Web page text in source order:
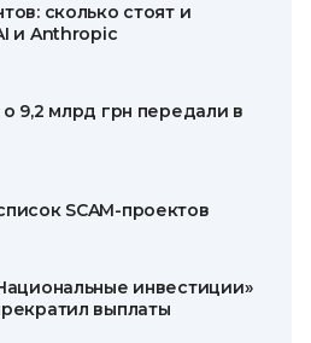
сколько стоят и
и Anthropic
9,2 млрд грн передали в
SCAM-проектов
инвестиции»
выплаты